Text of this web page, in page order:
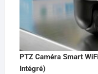
PTZ Caméra Smart
Intégré)